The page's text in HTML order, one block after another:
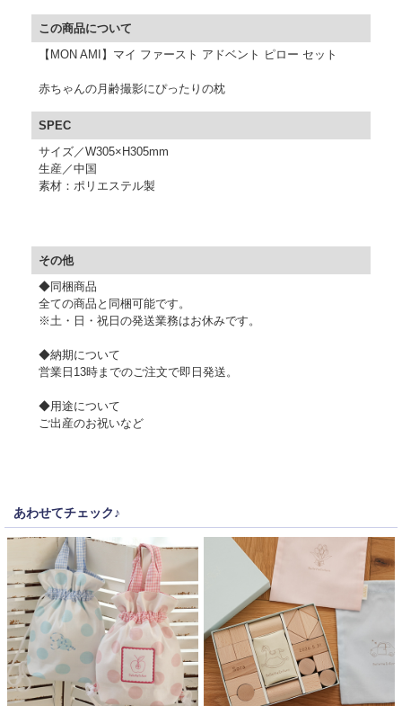
この商品について
【MON AMI】マイ ファースト アドベント ピロー セット
赤ちゃんの月齢撮影にぴったりの枕
SPEC
サイズ／W305×H305mm
生産／中国
素材：ポリエステル製
その他
◆同梱商品
全ての商品と同梱可能です。
※土・日・祝日の発送業務はお休みです。
◆納期について
営業日13時までのご注文で即日発送。
◆用途について
ご出産のお祝いなど
あわせてチェック♪